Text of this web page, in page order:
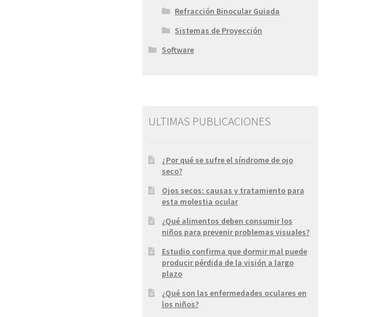
Refracción Binocular Guiada
Sistemas de Proyección
Software
ULTIMAS PUBLICACIONES
¿Por qué se sufre el síndrome de ojo
seco?
Ojos secos: causas y tratamiento para
esta molestia ocular
¿Qué alimentos deben consumir los
niños para prevenir problemas visuales?
Estudio confirma que dormir mal puede
producir pérdida de la visión a largo
plazo
¿Qué son las enfermedades oculares en
los niños?